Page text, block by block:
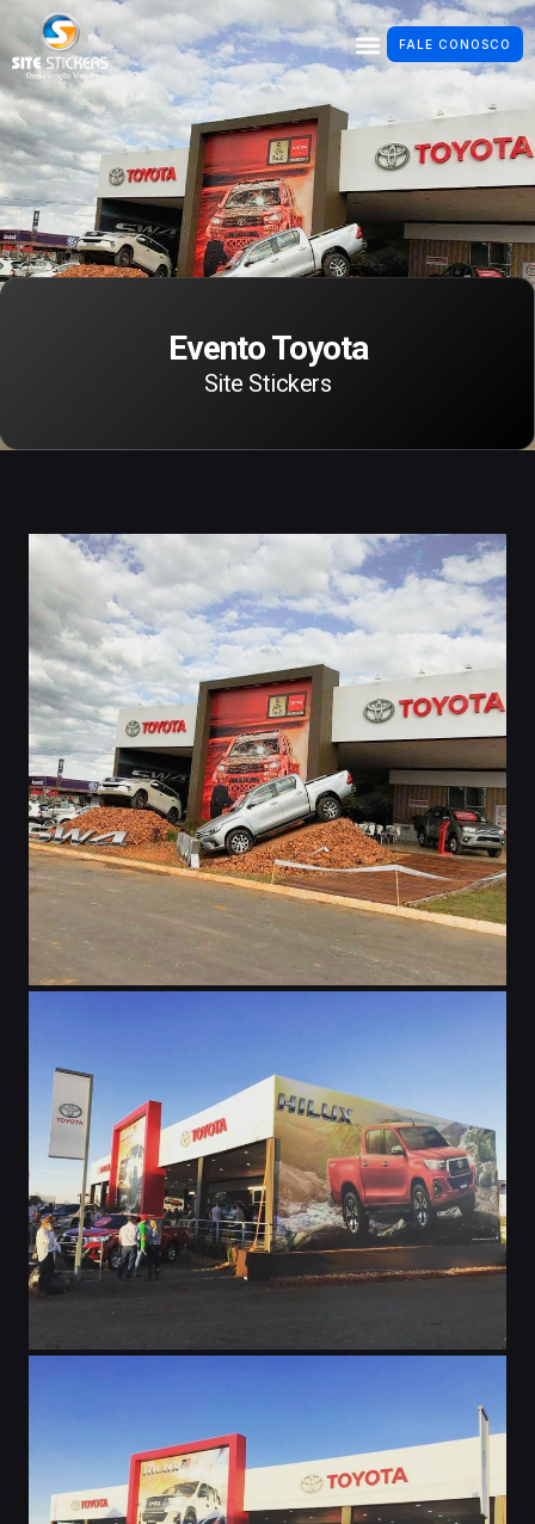
FALE CONOSCO
Evento Toyota
Site Stickers